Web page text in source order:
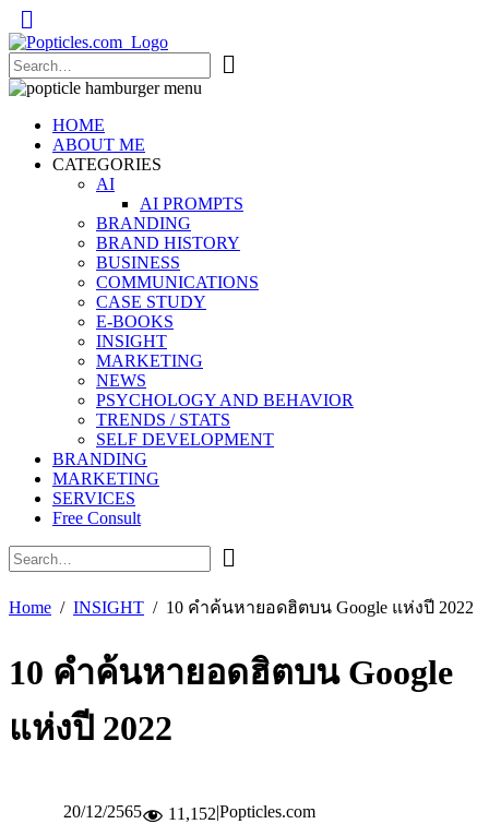
Popticles.com
HOME
ABOUT ME
CATEGORIES
AI
AI PROMPTS
BRANDING
BRAND HISTORY
BUSINESS
COMMUNICATIONS
CASE STUDY
E-BOOKS
INSIGHT
MARKETING
NEWS
PSYCHOLOGY AND BEHAVIOR
TRENDS / STATS
SELF DEVELOPMENT
BRANDING
MARKETING
SERVICES
Free Consult
Home INSIGHT 10 คำค้นหายอดฮิตบน Google แห่งปี 2022
10 คำค้นหายอดฮิตบน Google
แห่งปี 2022
20/12/2565 11,152|Popticles.com